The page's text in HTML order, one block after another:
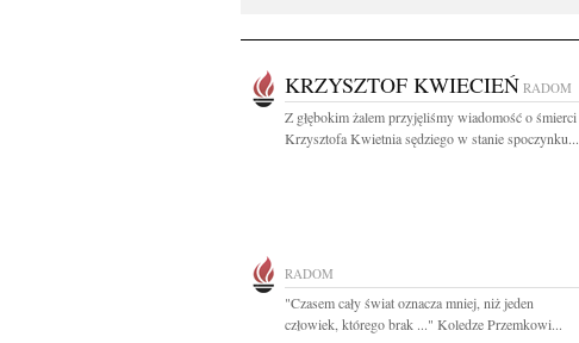
KRZYSZTOF KWIECIEŃ RADOM
Z głębokim żalem przyjęliśmy wiadomość o śmierci
Krzysztofa Kwietnia sędziego w stanie spoczynku...
RADOM
"Czasem cały świat oznacza mniej, niż jeden
człowiek, którego brak ..." Koledze Przemkowi...